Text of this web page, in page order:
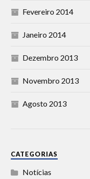
Fevereiro 2014
Janeiro 2014
Dezembro 2013
Novembro 2013
Agosto 2013
CATEGORIAS
Notícias